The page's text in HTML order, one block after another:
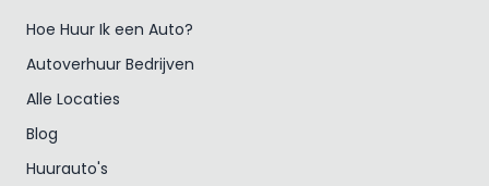
Hoe Huur Ik een Auto?
Autoverhuur Bedrijven
Alle Locaties
Blog
Huurauto's